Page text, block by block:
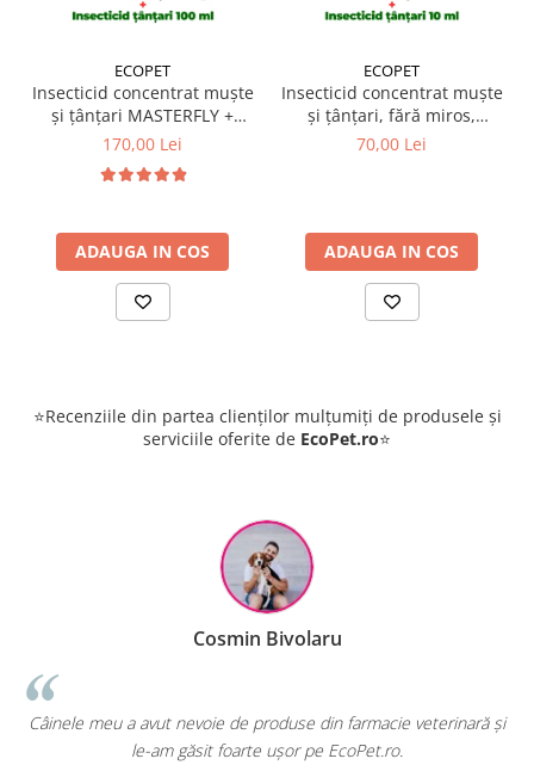
ECOPET
Insecticid concentrat muște
și țânțari MASTERFLY +
FOVAL 100ml
170,00 Lei
ADAUGA IN COS
ECOPET
Insecticid concentrat muște
și țânțari, fără miros,
Fendona 50ml + Insecticid
ploșnițelor și puricilor
70,00 Lei
ADAUGA IN COS
⭐Recenziile din partea clienților mulțumiți de produsele și
serviciile oferite de EcoPet.ro⭐
Cosmin Bivolaru
Câinele meu a avut nevoie de produse din farmacie veterinară și
le-am găsit foarte ușor pe EcoPet.ro.